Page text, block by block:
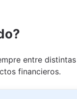
entre
financieros.